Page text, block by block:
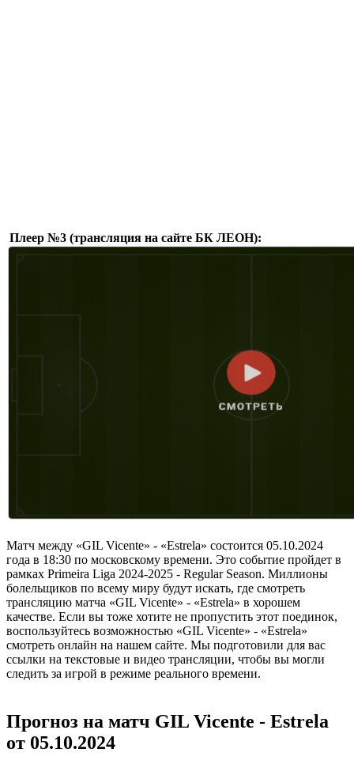
Плеер №3 (трансляция на сайте БК ЛЕОН):
Матч между «GIL Vicente» - «Estrela» состоится 05.10.2024
года в 18:30 по московскому времени. Это событие пройдет в
рамках Primeira Liga 2024-2025 - Regular Season. Миллионы
болельщиков по всему миру будут искать, где смотреть
трансляцию матча «GIL Vicente» - «Estrela» в хорошем
качестве. Если вы тоже хотите не пропустить этот поединок,
воспользуйтесь возможностью «GIL Vicente» - «Estrela»
смотреть онлайн на нашем сайте. Мы подготовили для вас
ссылки на текстовые и видео трансляции, чтобы вы могли
следить за игрой в режиме реального времени.
Прогноз на матч GIL Vicente - Estrela
от 05.10.2024